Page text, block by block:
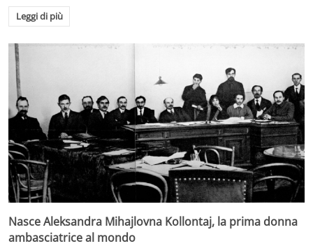
Leggi di più
Nasce Aleksandra Mihajlovna Kollontaj, la prima donna
ambasciatrice al mondo